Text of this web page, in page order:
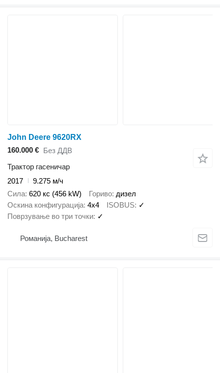
John Deere 9620RX
160.000 € Без ДДВ
Трактор гасеничар
2017
9.275 м/ч
Сила 620 кс (456 kW) Гориво дизел
Оскина конфигурација 4x4 ISOBUS ✓
Поврзување во три точки ✓
Романија, Bucharest